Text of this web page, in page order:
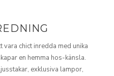
chict inredda med unika
en hemma hos-känsla.
exklusiva lampor,